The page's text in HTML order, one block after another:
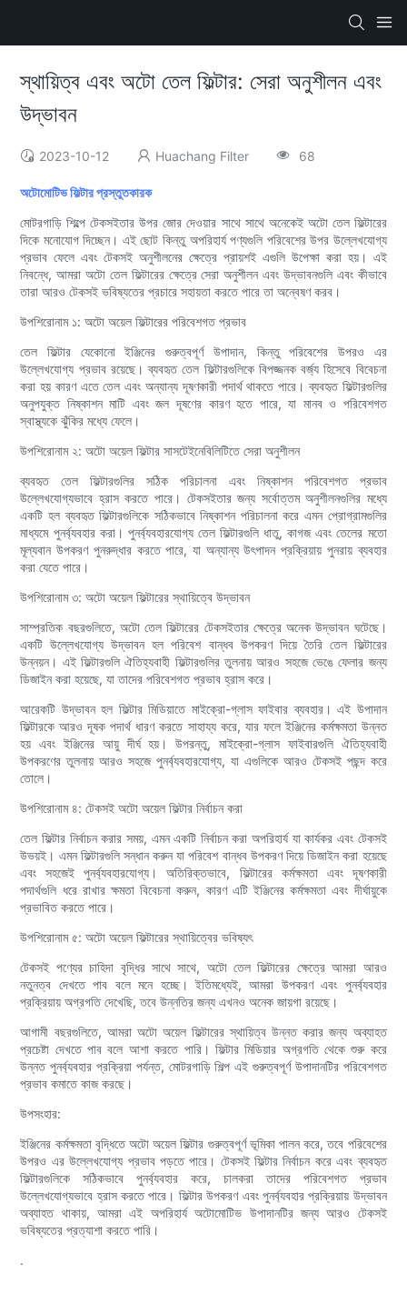
স্থায়িত্ব এবং অটো তেল ফিল্টার: সেরা অনুশীলন এবং
উদ্ভাবন
2023-10-12 Huachang Filter 68
অটোমোটিভ ফিল্টার প্রস্তুতকারক
মোটরগাড়ি শিল্পে টেকসইতার উপর জোর দেওয়ার সাথে সাথে অনেকেই অটো তেল ফিল্টারের
দিকে মনোযোগ দিচ্ছেন। এই ছোট কিন্তু অপরিহার্য পণ্যগুলি পরিবেশের উপর উল্লেখযোগ্য
প্রভাব ফেলে এবং টেকসই অনুশীলনের ক্ষেত্রে প্রায়শই এগুলি উপেক্ষা করা হয়। এই
নিবন্ধে, আমরা অটো তেল ফিল্টারের ক্ষেত্রে সেরা অনুশীলন এবং উদ্ভাবনগুলি এবং কীভাবে
তারা আরও টেকসই ভবিষ্যতের প্রচারে সহায়তা করতে পারে তা অন্বেষণ করব।
উপশিরোনাম ১: অটো অয়েল ফিল্টারের পরিবেশগত প্রভাব
তেল ফিল্টার যেকোনো ইঞ্জিনের গুরুত্বপূর্ণ উপাদান, কিন্তু পরিবেশের উপরও এর
উল্লেখযোগ্য প্রভাব রয়েছে। ব্যবহৃত তেল ফিল্টারগুলিকে বিপজ্জনক বর্জ্য হিসেবে বিবেচনা
করা হয় কারণ এতে তেল এবং অন্যান্য দূষণকারী পদার্থ থাকতে পারে। ব্যবহৃত ফিল্টারগুলির
অনুপযুক্ত নিষ্কাশন মাটি এবং জল দূষণের কারণ হতে পারে, যা মানব ও পরিবেশগত
স্বাস্থ্যকে ঝুঁকির মধ্যে ফেলে।
উপশিরোনাম ২: অটো অয়েল ফিল্টার সাসটেইনেবিলিটিতে সেরা অনুশীলন
ব্যবহৃত তেল ফিল্টারগুলির সঠিক পরিচালনা এবং নিষ্কাশন পরিবেশগত প্রভাব
উল্লেখযোগ্যভাবে হ্রাস করতে পারে। টেকসইতার জন্য সর্বোত্তম অনুশীলনগুলির মধ্যে
একটি হল ব্যবহৃত ফিল্টারগুলিকে সঠিকভাবে নিষ্কাশন পরিচালনা করে এমন প্রোগ্রামগুলির
মাধ্যমে পুনর্ব্যবহার করা। পুনর্ব্যবহারযোগ্য তেল ফিল্টারগুলি ধাতু, কাগজ এবং তেলের মতো
মূল্যবান উপকরণ পুনরুদ্ধার করতে পারে, যা অন্যান্য উৎপাদন প্রক্রিয়ায় পুনরায় ব্যবহার
করা যেতে পারে।
উপশিরোনাম ৩: অটো অয়েল ফিল্টারের স্থায়িত্বে উদ্ভাবন
সাম্প্রতিক বছরগুলিতে, অটো তেল ফিল্টারের টেকসইতার ক্ষেত্রে অনেক উদ্ভাবন ঘটেছে।
একটি উল্লেখযোগ্য উদ্ভাবন হল পরিবেশ বান্ধব উপকরণ দিয়ে তৈরি তেল ফিল্টারের
উন্নয়ন। এই ফিল্টারগুলি ঐতিহ্যবাহী ফিল্টারগুলির তুলনায় আরও সহজে ভেঙে ফেলার জন্য
ডিজাইন করা হয়েছে, যা তাদের পরিবেশগত প্রভাব হ্রাস করে।
আরেকটি উদ্ভাবন হল ফিল্টার মিডিয়াতে মাইক্রো-গ্লাস ফাইবার ব্যবহার। এই উপাদান
ফিল্টারকে আরও দূষক পদার্থ ধারণ করতে সাহায্য করে, যার ফলে ইঞ্জিনের কর্মক্ষমতা উন্নত
হয় এবং ইঞ্জিনের আয়ু দীর্ঘ হয়। উপরন্তু, মাইক্রো-গ্লাস ফাইবারগুলি ঐতিহ্যবাহী
উপকরণের তুলনায় আরও সহজে পুনর্ব্যবহারযোগ্য, যা এগুলিকে আরও টেকসই পছন্দ করে
তোলে।
উপশিরোনাম ৪: টেকসই অটো অয়েল ফিল্টার নির্বাচন করা
তেল ফিল্টার নির্বাচন করার সময়, এমন একটি নির্বাচন করা অপরিহার্য যা কার্যকর এবং টেকসই
উভয়ই। এমন ফিল্টারগুলি সন্ধান করুন যা পরিবেশ বান্ধব উপকরণ দিয়ে ডিজাইন করা হয়েছে
এবং সহজেই পুনর্ব্যবহারযোগ্য। অতিরিক্তভাবে, ফিল্টারের কর্মক্ষমতা এবং দূষণকারী
পদার্থগুলি ধরে রাখার ক্ষমতা বিবেচনা করুন, কারণ এটি ইঞ্জিনের কর্মক্ষমতা এবং দীর্ঘায়ুকে
প্রভাবিত করতে পারে।
উপশিরোনাম ৫: অটো অয়েল ফিল্টারের স্থায়িত্বের ভবিষ্যৎ
টেকসই পণ্যের চাহিদা বৃদ্ধির সাথে সাথে, অটো তেল ফিল্টারের ক্ষেত্রে আমরা আরও
নতুনত্ব দেখতে পাব বলে মনে হচ্ছে। ইতিমধ্যেই, আমরা উপকরণ এবং পুনর্ব্যবহার
প্রক্রিয়ায় অগ্রগতি দেখেছি, তবে উন্নতির জন্য এখনও অনেক জায়গা রয়েছে।
আগামী বছরগুলিতে, আমরা অটো অয়েল ফিল্টারের স্থায়িত্ব উন্নত করার জন্য অব্যাহত
প্রচেষ্টা দেখতে পাব বলে আশা করতে পারি। ফিল্টার মিডিয়ার অগ্রগতি থেকে শুরু করে
উন্নত পুনর্ব্যবহার প্রক্রিয়া পর্যন্ত, মোটরগাড়ি শিল্প এই গুরুত্বপূর্ণ উপাদানটির পরিবেশগত
প্রভাব কমাতে কাজ করছে।
উপসংহার:
ইঞ্জিনের কর্মক্ষমতা বৃদ্ধিতে অটো অয়েল ফিল্টার গুরুত্বপূর্ণ ভূমিকা পালন করে, তবে পরিবেশের
উপরও এর উল্লেখযোগ্য প্রভাব পড়তে পারে। টেকসই ফিল্টার নির্বাচন করে এবং ব্যবহৃত
ফিল্টারগুলিকে সঠিকভাবে পুনর্ব্যবহার করে, চালকরা তাদের পরিবেশগত প্রভাব
উল্লেখযোগ্যভাবে হ্রাস করতে পারে। ফিল্টার উপকরণ এবং পুনর্ব্যবহার প্রক্রিয়ায় উদ্ভাবন
অব্যাহত থাকায়, আমরা এই অপরিহার্য অটোমোটিভ উপাদানটির জন্য আরও টেকসই
ভবিষ্যতের প্রত্যাশা করতে পারি।
.